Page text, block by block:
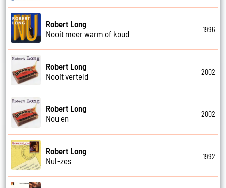
Robert Long
Nooit meer warm of koud
1996
Robert Long
Nooit verteld
2002
Robert Long
Nou en
2002
Robert Long
Nul-zes
1992